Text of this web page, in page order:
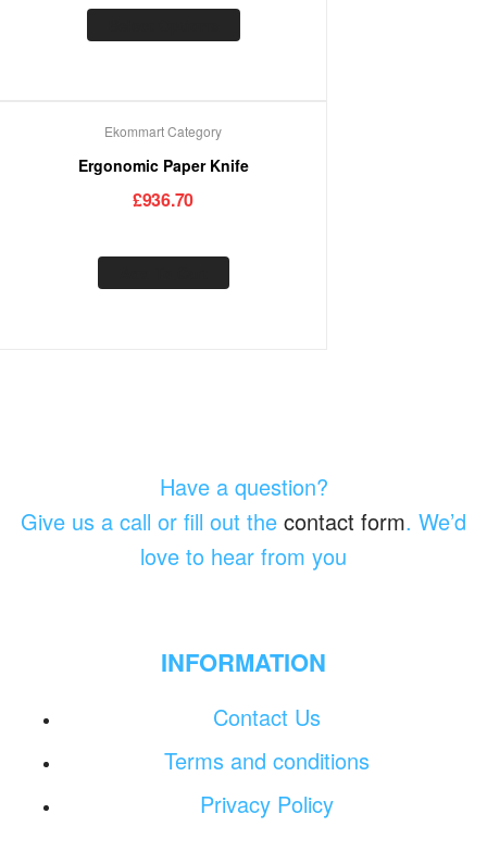
Ekommart Category
Ergonomic Paper Knife
£936.70
Have a question?
Give us a call or fill out the contact form. We’d
love to hear from you
INFORMATION
Contact Us
Terms and conditions
Privacy Policy